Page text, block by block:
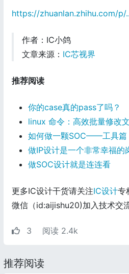
https://zhuanlan.zhihu.com/p/
作者：IC小鸽
文章来源： IC芯视界
推荐阅读
你的case真的pass了吗？
linux 命令：高效批量修改
如何做一颗SOC——工具篇
做IP设计是一个非常幸福的
做SOC设计就是连连看
更多IC设计干货请关注IC设计专
微信（id:aijishu20)加入技术交
3 阅读 2.4k
推荐阅读